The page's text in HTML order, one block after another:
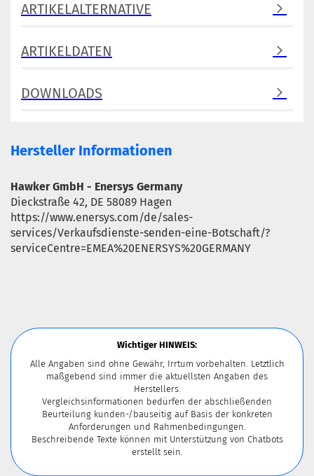
ARTIKELALTERNATIVE
ARTIKELDATEN
DOWNLOADS
Hersteller Informationen
Hawker GmbH - Enersys Germany
Dieckstraße 42, DE 58089 Hagen
https://www.enersys.com/de/sales-
services/Verkaufsdienste-senden-eine-Botschaft/?
serviceCentre=EMEA%20ENERSYS%20GERMANY
Wichtiger HINWEIS:
Alle Angaben sind ohne Gewähr, Irrtum vorbehalten. Letztlich
maßgebend sind immer die aktuellsten Angaben des
Herstellers.
Vergleichsinformationen bedürfen der abschließenden
Beurteilung kunden-/bauseitig auf Basis der konkreten
Anforderungen und Rahmenbedingungen.
Beschreibende Texte können mit Unterstützung von Chatbots
erstellt sein.